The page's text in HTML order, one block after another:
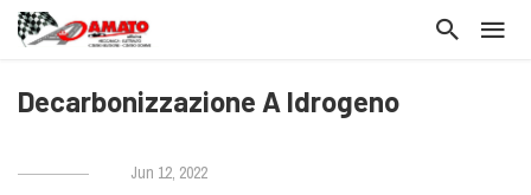
Decarbonizzazione A Idrogeno
Jun 12, 2022